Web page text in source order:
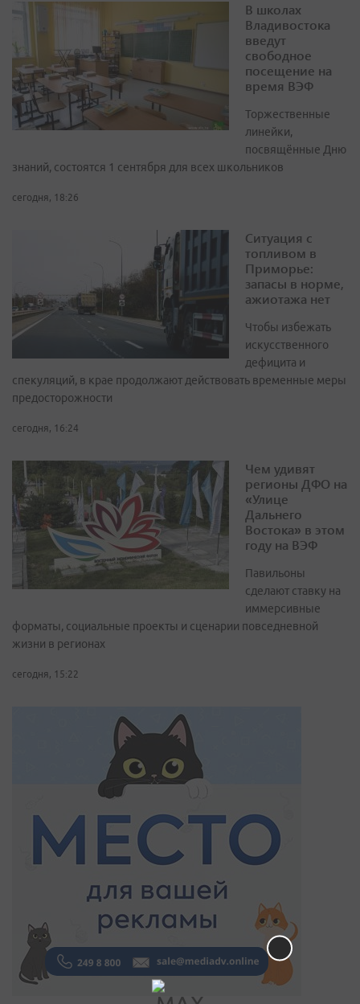
В школах
Владивостока
введут
свободное
посещение на
время ВЭФ
Торжественные
линейки,
посвящённые Дню
знаний, состоятся 1 сентября для всех школьников
сегодня, 18:26
Ситуация с
топливом в
Приморье:
запасы в норме,
ажиотажа нет
Чтобы избежать
искусственного
дефицита и
спекуляций, в крае продолжают действовать временные меры
предосторожности
сегодня, 16:24
Чем удивят
регионы ДФО на
«Улице
Дальнего
Востока» в этом
году на ВЭФ
Павильоны
сделают ставку на
иммерсивные
форматы, социальные проекты и сценарии повседневной
жизни в регионах
сегодня, 15:22